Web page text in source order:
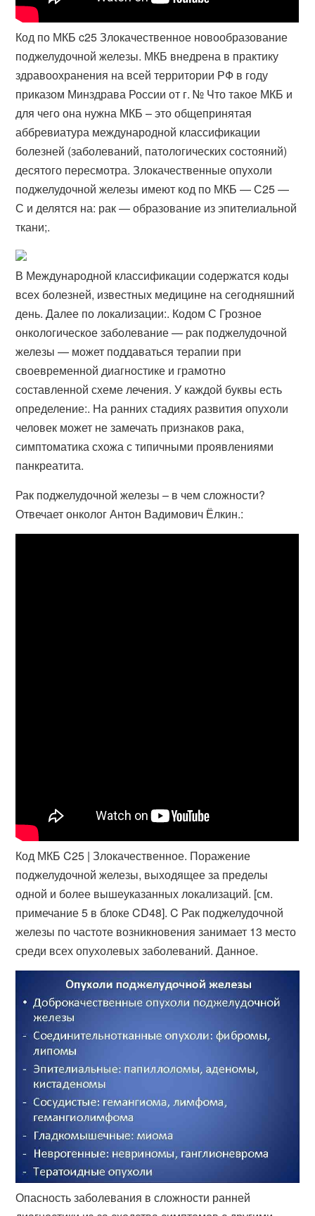
Код по МКБ c25 Злокачественное новообразование
поджелудочной железы. МКБ внедрена в практику
здравоохранения на всей территории РФ в году
приказом Минздрава России от г. № Что такое МКБ и
для чего она нужна МКБ – это общепринятая
аббревиатура международной классификации
болезней (заболеваний, патологических состояний)
десятого пересмотра. Злокачественные опухоли
поджелудочной железы имеют код по МКБ — С25 —
С и делятся на: рак — образование из эпителиальной
ткани;.
В Международной классификации содержатся коды
всех болезней, известных медицине на сегодняшний
день. Далее по локализации:. Кодом С Грозное
онкологическое заболевание — рак поджелудочной
железы — может поддаваться терапии при
своевременной диагностике и грамотно
составленной схеме лечения. У каждой буквы есть
определение:. На ранних стадиях развития опухоли
человек может не замечать признаков рака,
симптоматика схожа с типичными проявлениями
панкреатита.
Рак поджелудочной железы – в чем сложности?
Отвечает онколог Антон Вадимович Ёлкин.:
Код МКБ C25 | Злокачественное. Поражение
поджелудочной железы, выходящее за пределы
одной и более вышеуказанных локализаций. [см.
примечание 5 в блоке CD48]. C Рак поджелудочной
железы по частоте возникновения занимает 13 место
среди всех опухолевых заболеваний. Данное.
Опасность заболевания в сложности ранней